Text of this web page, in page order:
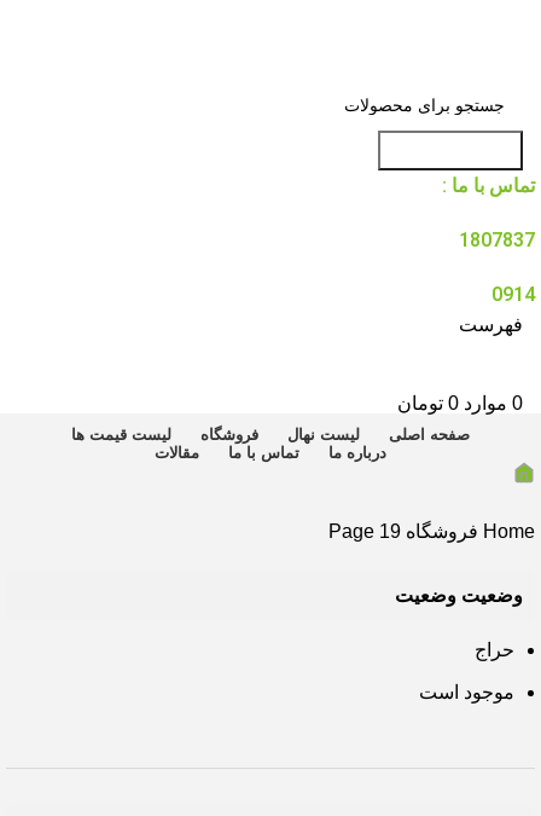
تماس با ما :
1807837
0914
فهرست
0 موارد 0 تومان
صفحه اصلی لیست نهال فروشگاه
لیست قیمت ها
درباره ما
تماس با ما مقالات
Home فروشگاه Page 19
وضعیت وضعیت
حراج
موجود است